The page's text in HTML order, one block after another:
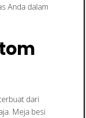
Anda dalam
dari
Meja besi